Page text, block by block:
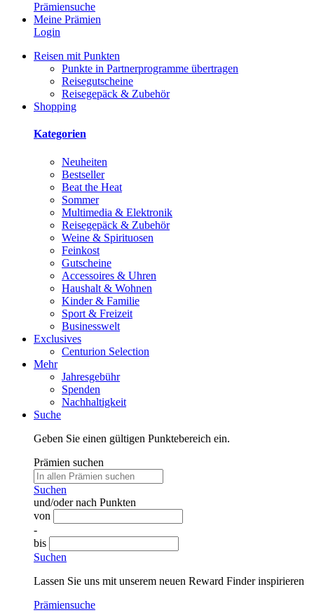
Prämiensuche
Meine Prämien
Login
Reisen mit Punkten
Punkte in Partnerprogramme übertragen
Reisegutscheine
Reisegepäck & Zubehör
Shopping
Kategorien
Neuheiten
Bestseller
Beat the Heat
Sommer
Multimedia & Elektronik
Reisegepäck & Zubehör
Weine & Spirituosen
Feinkost
Gutscheine
Accessoires & Uhren
Haushalt & Wohnen
Kinder & Familie
Sport & Freizeit
Businesswelt
Exclusives
Centurion Selection
Mehr
Jahresgebühr
Spenden
Nachhaltigkeit
Suche
Geben Sie einen gültigen Punktebereich ein.
Prämien suchen
Suchen
und/oder nach Punkten
von
-
bis
Suchen
Lassen Sie uns mit unserem neuen Reward Finder inspirieren
Prämiensuche